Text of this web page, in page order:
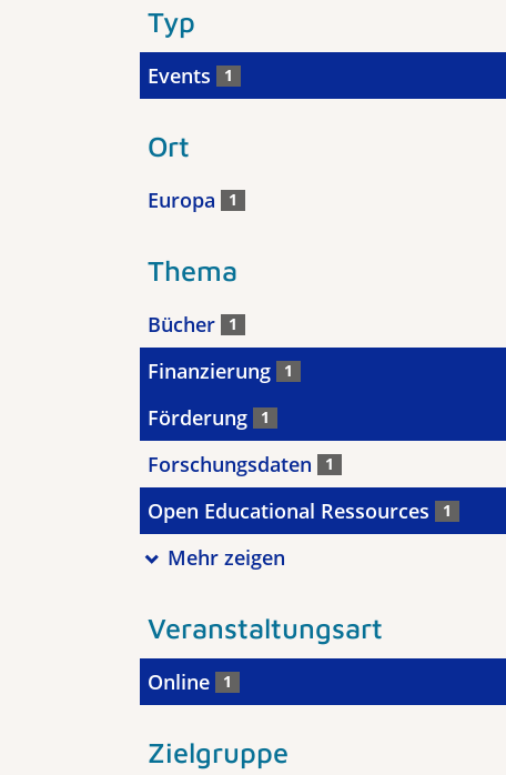
Typ
Events 1
Ort
Europa 1
Thema
Bücher 1
Finanzierung 1
Förderung 1
Forschungsdaten 1
Open Educational Ressources 1
Mehr zeigen
Veranstaltungsart
Online 1
Zielgruppe